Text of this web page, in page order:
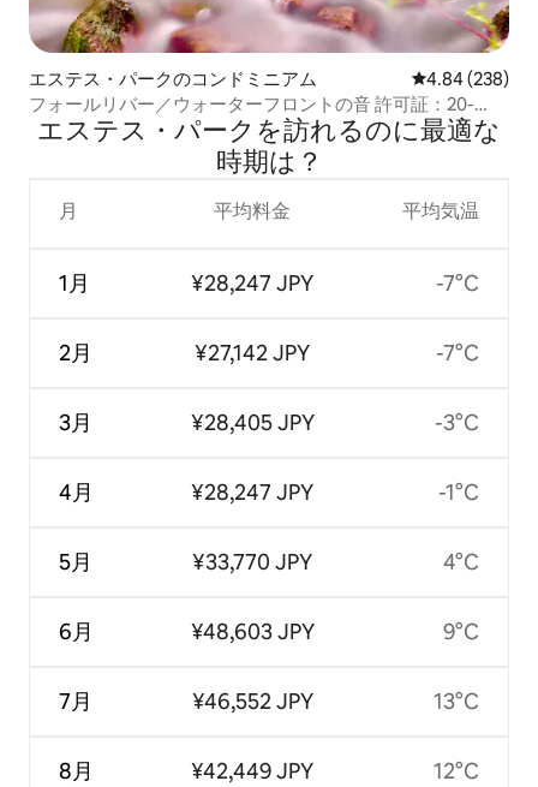
エステス・パークのコンドミニアム レビュー238
4.84 (238)
フォールリバー／ウォーターフロントの音 許可証：20-
NCD0382
エステス・パークを訪⁠れ⁠るの⁠に最⁠適⁠な
時⁠期⁠は⁠？
月
1月
2月
3月
4月
5月
6月
7月
8月
平均料金
¥28,247 JPY
¥27,142 JPY
¥28,405 JPY
¥28,247 JPY
¥33,770 JPY
¥48,603 JPY
¥46,552 JPY
¥42,449 JPY
平均気温
-7°C
-7°C
-3°C
-1°C
4°C
9°C
13°C
12°C